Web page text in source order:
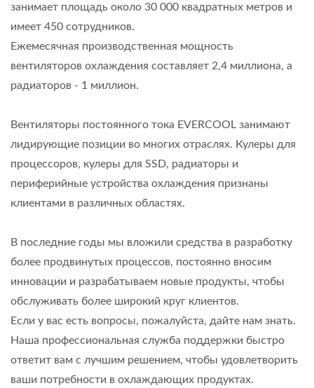
занимает площадь около 30 000 квадратных метров и
имеет 450 сотрудников.
Ежемесячная производственная мощность
вентиляторов охлаждения составляет 2,4 миллиона, а
радиаторов - 1 миллион.
Вентиляторы постоянного тока EVERCOOL занимают
лидирующие позиции во многих отраслях. Кулеры для
процессоров, кулеры для SSD, радиаторы и
периферийные устройства охлаждения признаны
клиентами в различных областях.
В последние годы мы вложили средства в разработку
более продвинутых процессов, постоянно вносим
инновации и разрабатываем новые продукты, чтобы
обслуживать более широкий круг клиентов.
Если у вас есть вопросы, пожалуйста, дайте нам знать.
Наша профессиональная служба поддержки быстро
ответит вам с лучшим решением, чтобы удовлетворить
ваши потребности в охлаждающих продуктах.